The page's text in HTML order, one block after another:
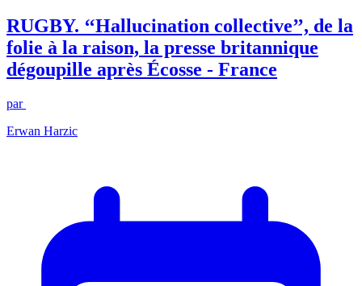
RUGBY. ‘‘Hallucination collective’’, de la
folie à la raison, la presse britannique
dégoupille après Écosse - France
par
Erwan Harzic